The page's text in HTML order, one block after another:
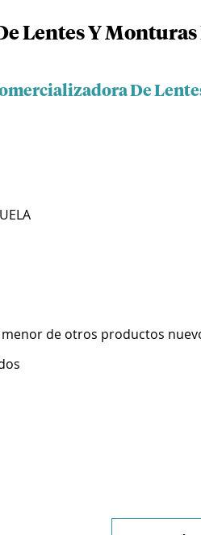
Lentes Y Monturas
De
de otros productos